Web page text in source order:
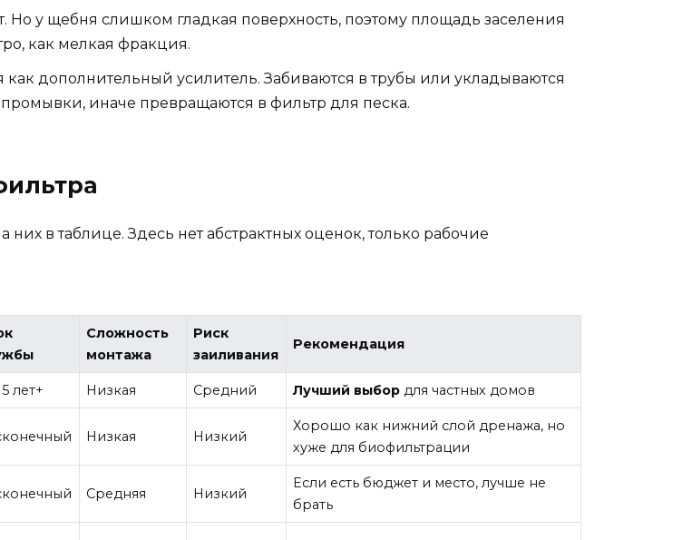
Но у щебня слишком гладкая поверхность, поэтому площадь заселения
как мелкая фракция.
как дополнительный усилитель. Забиваются в трубы или укладываются
иначе превращаются в фильтр для песка.
в таблице. Здесь нет абстрактных оценок, только рабочие
Сложность
монтажа
Риск
заиливания
Рекомендация
лет+ Низкая Средний Лучший выбор для частных домов
Низкая Низкий
Хорошо как нижний слой дренажа, но
хуже для биофильтрации
Средняя Низкий
Если есть бюджет и место, лучше не
брать